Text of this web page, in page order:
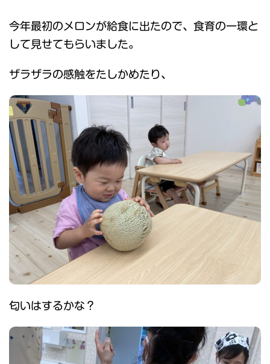
今年最初のメロンが給食に出たので、食育の一環と
して見せてもらいました。
ザラザラの感触をたしかめたり、
匂いはするかな？